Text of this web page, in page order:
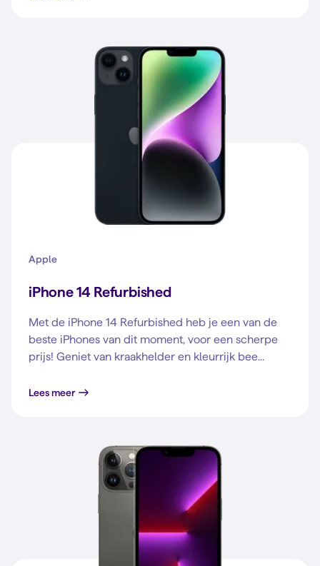
Apple
iPhone 14 Refurbished
Met de iPhone 14 Refurbished heb je een van de
beste iPhones van dit moment, voor een scherpe
prijs! Geniet van kraakhelder en kleurrijk bee...
Lees meer